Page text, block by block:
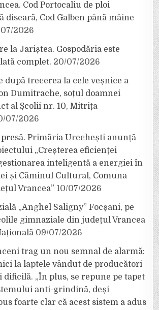
Cod Portocaliu de ploi
diseară, Cod Galben până mâine
2026
la Jariștea. Gospodăria este
complet. 20/07/2026
după trecerea la cele veșnice a
Dumitrache, soțul doamnei
al Școlii nr. 10, Mitrița
07/2026
Primăria Urechești anunță
„Creșterea eficienței
inteligentă a energiei în
și Căminul Cultural, Comuna
Vrancea” 10/07/2026
„Anghel Saligny” Focșani, pe
gimnaziale din județul Vrancea
09/07/2026
trag un nou semnal de alarmă:
la laptele vândut de producători
dificilă. „În plus, se repune pe tapet
anti-grindină, deși
foarte clar că acest sistem a adus